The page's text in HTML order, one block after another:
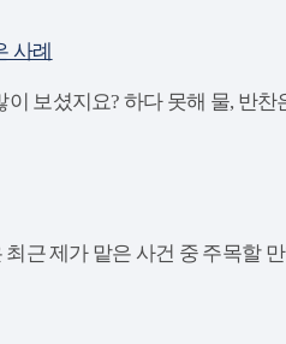
사례
보셨지요? 하다 못해 물, 반
근 제가 맡은 사건 중 주목할